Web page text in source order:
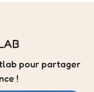
pour partager
!